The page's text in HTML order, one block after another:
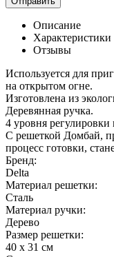
Описание
Характеристики
Отзывы
Используется для
на открытом огне.
Изготовлена из
Деревянная ручка.
4 уровня
С решеткой Домбай,
процесс готовки,
Бренд:
Delta
Материал решетки:
Сталь
Материал ручки:
Дерево
Размер решетки:
40 х 31 см